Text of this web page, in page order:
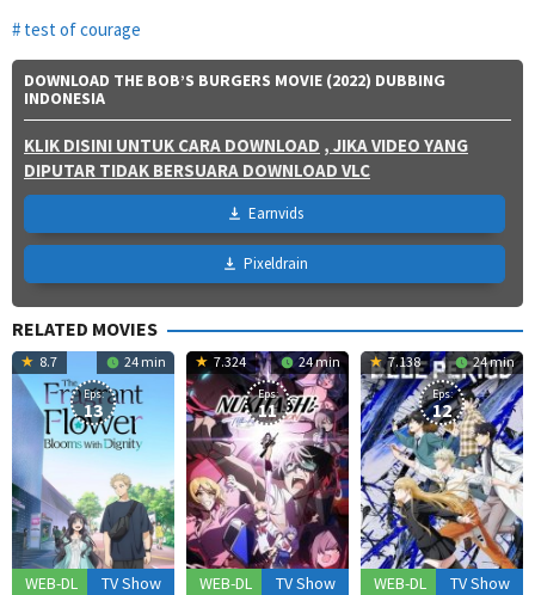
test of courage
DOWNLOAD THE BOB’S BURGERS MOVIE (2022) DUBBING
INDONESIA
KLIK DISINI UNTUK CARA DOWNLOAD , JIKA VIDEO YANG
DIPUTAR TIDAK BERSUARA DOWNLOAD VLC
Earnvids
Pixeldrain
RELATED MOVIES
8.7 24 min
WEB-DL
Eps:
13
TV Show
7.324 24 min
WEB-DL
Eps:
11
TV Show
7.138 24 min
WEB-DL
Eps:
12
TV Show